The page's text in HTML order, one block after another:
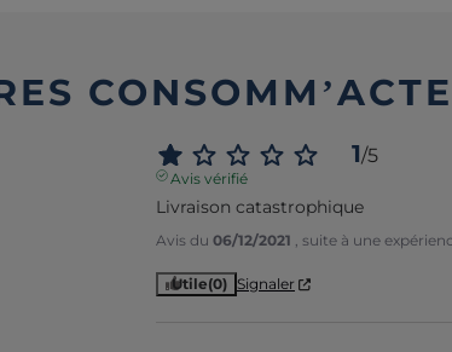
1/5
Avis vérifié
Livraison catastrophique
Avis du 06/12/2021 , suite à une
Utile(0) Signaler